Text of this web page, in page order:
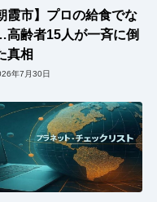
霞市】プロの給食でな
齢者15人が一斉に倒
真相
年7月30日